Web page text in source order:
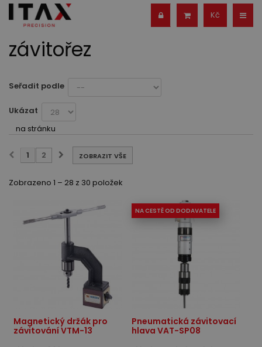
Kč
závitořez
Seřadit podle
Ukázat
na stránku
ZOBRAZIT VŠE
1 2
Zobrazeno 1 – 28 z 30 položek
Magnetický držák pro
závitování VTM-13
NA CESTĚ OD DODAVATELE
Pneumatická závitovací
hlava VAT-SP08